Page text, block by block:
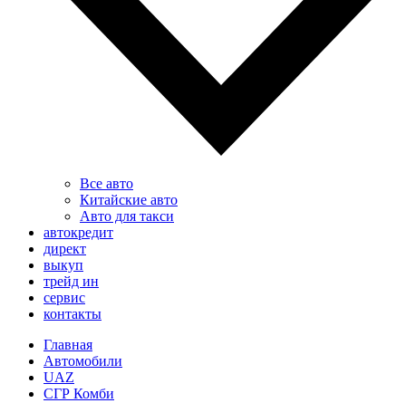
Все авто
Китайские авто
Авто для такси
автокредит
директ
выкуп
трейд ин
сервис
контакты
Главная
Автомобили
UAZ
СГР Комби